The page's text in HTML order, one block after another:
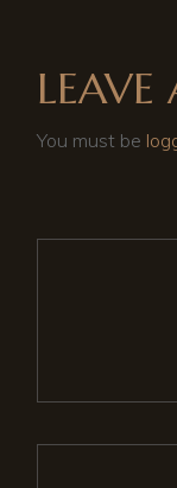
LEAVE
You must be